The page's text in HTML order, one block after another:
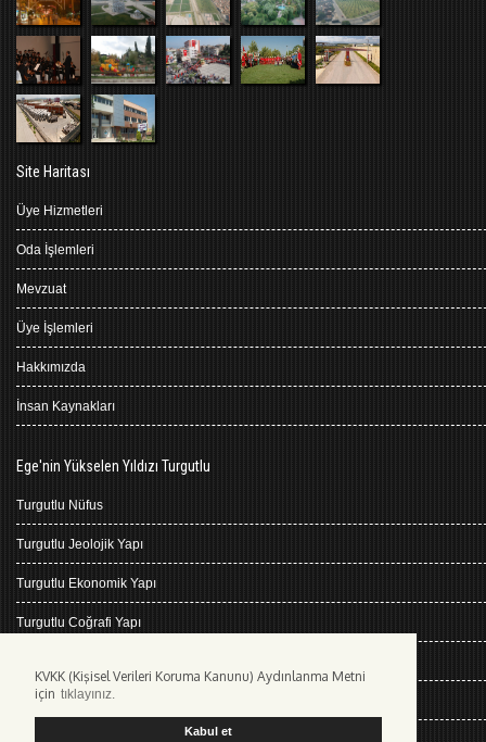
KVKK (Kişisel Verileri Koruma Kanunu) Aydınlanma Metni
için tıklayınız.
Kabul et
Site Haritası
Üye Hizmetleri
Oda İşlemleri
Mevzuat
Üye İşlemleri
Hakkımızda
İnsan Kaynakları
Ege'nin Yükselen Yıldızı Turgutlu
Turgutlu Nüfus
Turgutlu Jeolojik Yapı
Turgutlu Ekonomik Yapı
Turgutlu Coğrafi Yapı
Turgutlu İklimi